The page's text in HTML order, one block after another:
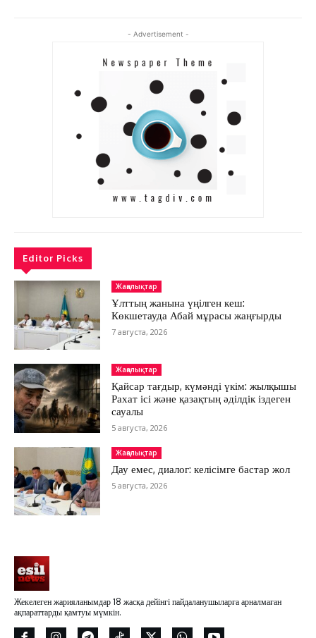
Kokshetau
Байланыс
- Advertisement -
Editor Picks
Жаңалықтар
Ұлттың жанына үңілген кеш:
Көкшетауда Абай мұрасы жаңғырды
7 августа, 2026
Жаңалықтар
Қайсар тағдыр, күмәнді үкім: жылқышы
Рахат ісі және қазақтың әділдік іздеген
сауалы
5 августа, 2026
Жаңалықтар
Дау емес, диалог: келісімге бастар жол
5 августа, 2026
Жекелеген жарияланымдар 18 жасқа дейінгі пайдаланушыларға арналмаған
ақпараттарды қамтуы мүмкін.